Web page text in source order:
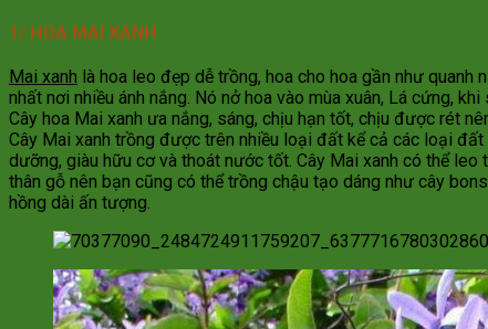
1/ HOA MAI XANH
Mai xanh là hoa leo đẹp dễ trồng, hoa cho hoa gần như
nhất nơi nhiều ánh nắng. Nó nở hoa vào mùa xuân, Lá cứng,
Cây hoa Mai xanh ưa nắng, sáng, chịu hạn tốt, chịu được rét
Cây Mai xanh trồng được trên nhiều loại đất kể cả các loại
dưỡng, giàu hữu cơ và thoát nước tốt. Cây Mai xanh có thể
thân gỗ nên bạn cũng có thể trồng chậu tạo dáng như cây
hồng dài ấn tượng.